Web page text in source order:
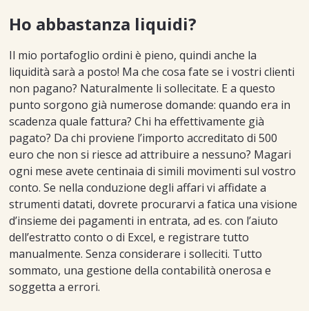
Ho abbastanza liquidi?
Il mio portafoglio ordini è pieno, quindi anche la
liquidità sarà a posto! Ma che cosa fate se i vostri clienti
non pagano? Naturalmente li sollecitate. E a questo
punto sorgono già numerose domande: quando era in
scadenza quale fattura? Chi ha effettivamente già
pagato? Da chi proviene l’importo accreditato di 500
euro che non si riesce ad attribuire a nessuno? Magari
ogni mese avete centinaia di simili movimenti sul vostro
conto. Se nella conduzione degli affari vi affidate a
strumenti datati, dovrete procurarvi a fatica una visione
d’insieme dei pagamenti in entrata, ad es. con l’aiuto
dell’estratto conto o di Excel, e registrare tutto
manualmente. Senza considerare i solleciti. Tutto
sommato, una gestione della contabilità onerosa e
soggetta a errori.